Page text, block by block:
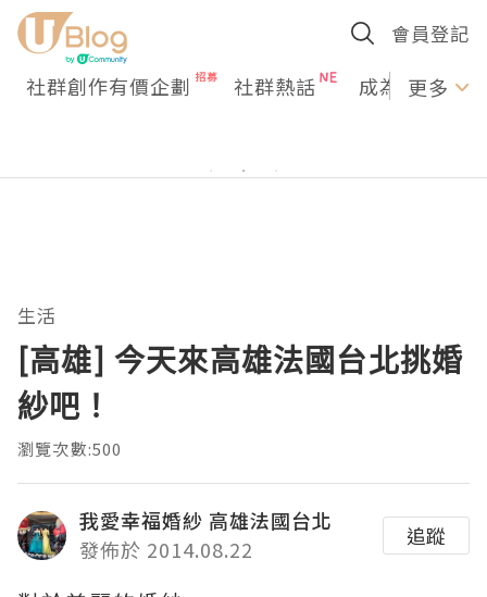
會員登記
社群創作有價企劃 社群熱話 成為U更多
生活
[高雄] 今天來高雄法國台北挑婚
紗吧！
瀏覽次數:500
我愛幸福婚紗 高雄法國台北
發佈於 2014.08.22
追蹤